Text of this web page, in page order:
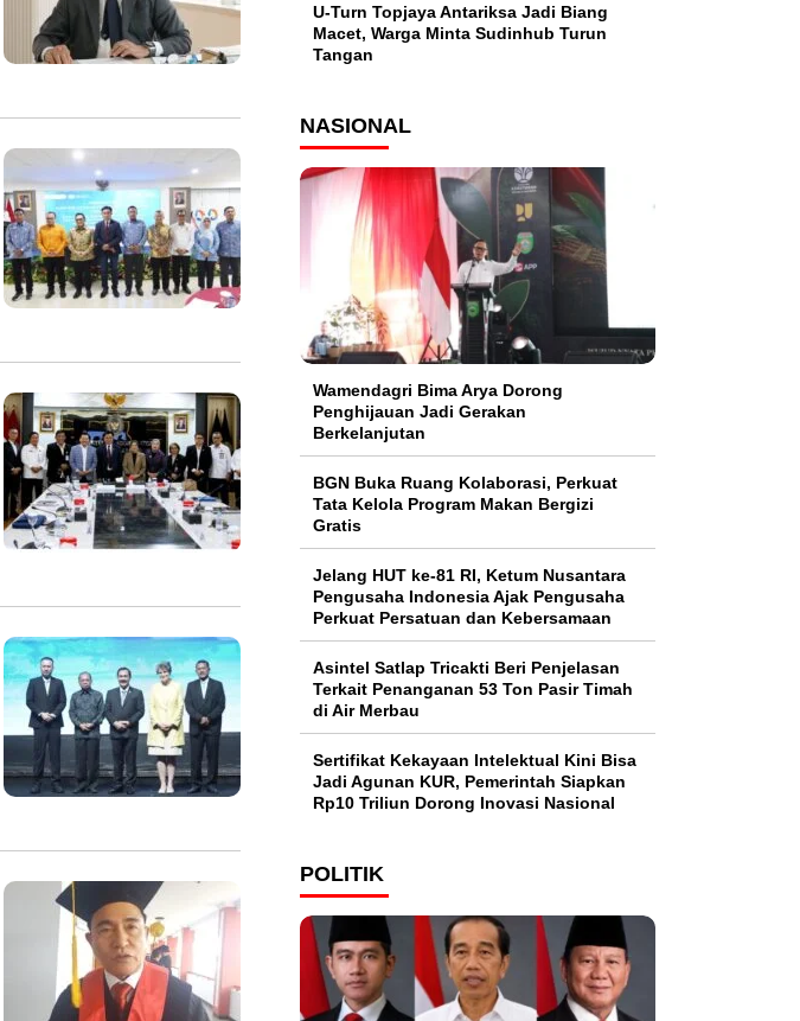
U-Turn Topjaya Antariksa Jadi Biang
Macet, Warga Minta Sudinhub Turun
Tangan
NASIONAL
Wamendagri Bima Arya Dorong
Penghijauan Jadi Gerakan
Berkelanjutan
BGN Buka Ruang Kolaborasi, Perkuat
Tata Kelola Program Makan Bergizi
Gratis
Jelang HUT ke-81 RI, Ketum Nusantara
Pengusaha Indonesia Ajak Pengusaha
Perkuat Persatuan dan Kebersamaan
Asintel Satlap Tricakti Beri Penjelasan
Terkait Penanganan 53 Ton Pasir Timah
di Air Merbau
Sertifikat Kekayaan Intelektual Kini Bisa
Jadi Agunan KUR, Pemerintah Siapkan
Rp10 Triliun Dorong Inovasi Nasional
POLITIK